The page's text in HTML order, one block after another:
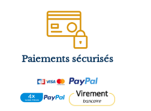
Paiements sécurisés